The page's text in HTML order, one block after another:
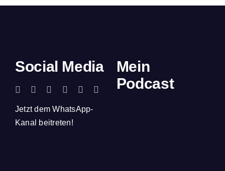
Social Media
Jetzt dem WhatsApp-
Kanal beitreten!
Mein
Podcast